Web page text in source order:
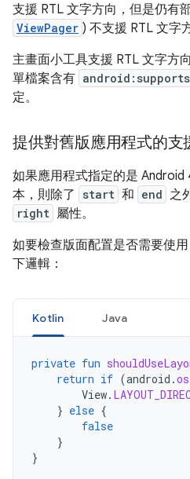
支援 RTL 文字方向，但是仍有
ViewPager ) 不支援 RTL 文字
主畫面小工具支援 RTL 文字方
單檔案含有
定。
提供對舊版應用程式的支
如果應用程式指定的是 Android
本，則除了
start 和 end 之
right 屬性。
如要檢查版面配置是否需要使
下邏輯：
Kotlin Java
private fun
return if (android .os
View.
} else {
false
}
}